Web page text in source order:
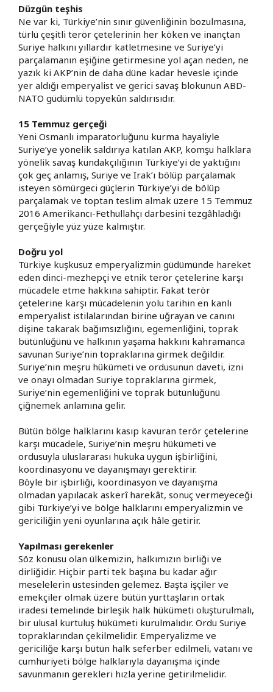
Düzgün teşhis
Ne var ki, Türkiye’nin sınır güvenliğinin bozulmasına,
türlü çeşitli terör çetelerinin her köken ve inançtan
Suriye halkını yıllardır katletmesine ve Suriye’yi
parçalamanın eşiğine getirmesine yol açan neden, ne
yazık ki AKP’nin de daha düne kadar hevesle içinde
yer aldığı emperyalist ve gerici savaş blokunun ABD-
NATO güdümlü topyekûn saldırısıdır.
15 Temmuz gerçeği
Yeni Osmanlı imparatorluğunu kurma hayaliyle
Suriye’ye yönelik saldırıya katılan AKP, komşu halklara
yönelik savaş kundakçılığının Türkiye’yi de yaktığını
çok geç anlamış, Suriye ve Irak’ı bölüp parçalamak
isteyen sömürgeci güçlerin Türkiye’yi de bölüp
parçalamak ve toptan teslim almak üzere 15 Temmuz
2016 Amerikancı-Fethullahçı darbesini tezgâhladığı
gerçeğiyle yüz yüze kalmıştır.
Doğru yol
Türkiye kuşkusuz emperyalizmin güdümünde hareket
eden dinci-mezhepçi ve etnik terör çetelerine karşı
mücadele etme hakkına sahiptir. Fakat terör
çetelerine karşı mücadelenin yolu tarihin en kanlı
emperyalist istilalarından birine uğrayan ve canını
dişine takarak bağımsızlığını, egemenliğini, toprak
bütünlüğünü ve halkının yaşama hakkını kahramanca
savunan Suriye’nin topraklarına girmek değildir.
Suriye’nin meşru hükümeti ve ordusunun daveti, izni
ve onayı olmadan Suriye topraklarına girmek,
Suriye’nin egemenliğini ve toprak bütünlüğünü
çiğnemek anlamına gelir.
Bütün bölge halklarını kasıp kavuran terör çetelerine
karşı mücadele, Suriye’nin meşru hükümeti ve
ordusuyla uluslararası hukuka uygun işbirliğini,
koordinasyonu ve dayanışmayı gerektirir.
Böyle bir işbirliği, koordinasyon ve dayanışma
olmadan yapılacak askerî harekât, sonuç vermeyeceği
gibi Türkiye’yi ve bölge halklarını emperyalizmin ve
gericiliğin yeni oyunlarına açık hâle getirir.
Yapılması gerekenler
Söz konusu olan ülkemizin, halkımızın birliği ve
dirliğidir. Hiçbir parti tek başına bu kadar ağır
meselelerin üstesinden gelemez. Başta işçiler ve
emekçiler olmak üzere bütün yurttaşların ortak
iradesi temelinde birleşik halk hükümeti oluşturulmalı,
bir ulusal kurtuluş hükümeti kurulmalıdır. Ordu Suriye
topraklarından çekilmelidir. Emperyalizme ve
gericiliğe karşı bütün halk seferber edilmeli, vatanı ve
cumhuriyeti bölge halklarıyla dayanışma içinde
savunmanın gerekleri hızla yerine getirilmelidir.